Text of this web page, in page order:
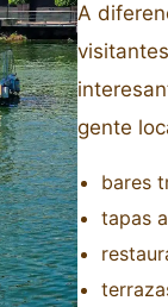
A
gente
bares
tapas